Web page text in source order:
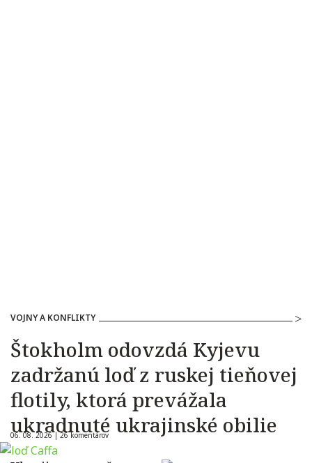
VOJNY A KONFLIKTY
Štokholm odovzdá Kyjevu
zadržanú loď z ruskej tieňovej
flotily, ktorá prevážala
ukradnuté ukrajinské obilie
06. 08. 2026 |26 komentárov